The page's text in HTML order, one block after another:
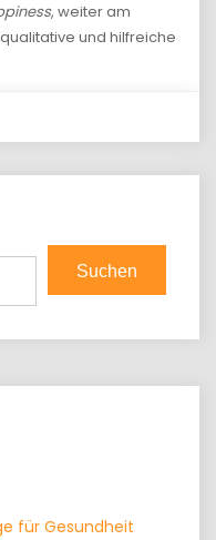
, weiter am
und hilfreiche
Suchen
für Gesundheit